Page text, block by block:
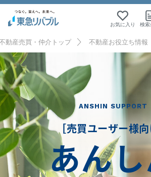
お気に入り 検
動産売買・仲介トップ 不動産お役立ち情報
ANSHIN SUPPORT
［売買ユーザー様
あん